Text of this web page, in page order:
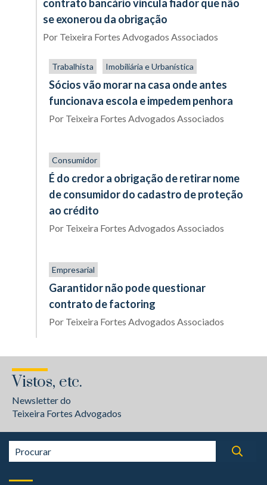
contrato bancário vincula fiador que não
se exonerou da obrigação
Por Teixeira Fortes Advogados Associados
Trabalhista Imobiliária e Urbanística
Sócios vão morar na casa onde antes
funcionava escola e impedem penhora
Por Teixeira Fortes Advogados Associados
Consumidor
É do credor a obrigação de retirar nome
de consumidor do cadastro de proteção
ao crédito
Por Teixeira Fortes Advogados Associados
Empresarial
Garantidor não pode questionar
contrato de factoring
Por Teixeira Fortes Advogados Associados
Vistos, etc.
Newsletter do
Teixeira Fortes Advogados